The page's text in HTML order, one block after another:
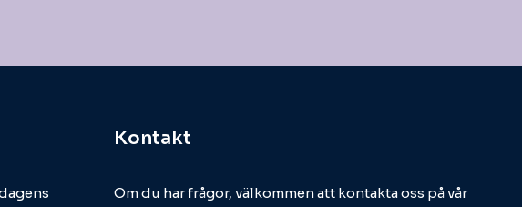
Kontakt
Om du har frågor, välkommen att kontakta oss på vår